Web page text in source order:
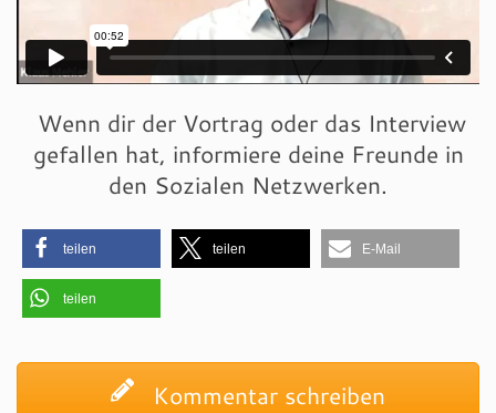
Wenn dir der Vortrag oder das Interview
gefallen hat, informiere deine Freunde in
den Sozialen Netzwerken.
teilen teilen E-Mail
teilen
Kommentar schreiben